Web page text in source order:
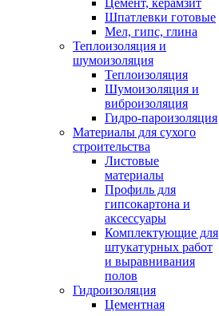
Цемент, керамзит
Шпатлевки готовые
Мел, гипс, глина
Теплоизоляция и
шумоизоляция
Теплоизоляция
Шумоизоляция и
виброизоляция
Гидро-пароизоляция
Материалы для сухого
строительства
Листовые
материалы
Профиль для
гипсокартона и
аксессуары
Комплектующие для
штукатурных работ
и выравнивания
полов
Гидроизоляция
Цементная